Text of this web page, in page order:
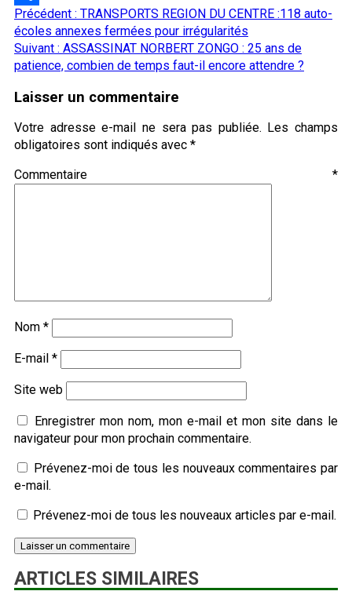
Partager
Navigation
d’article
Précédent : TRANSPORTS REGION DU CENTRE :118 auto-
écoles annexes fermées pour irrégularités
Suivant : ASSASSINAT NORBERT ZONGO : 25 ans de
patience, combien de temps faut-il encore attendre ?
Laisser un commentaire
Votre adresse e-mail ne sera pas publiée. Les champs
obligatoires sont indiqués avec *
Commentaire *
Nom *
E-mail *
Site web
Enregistrer mon nom, mon e-mail et mon site dans le
navigateur pour mon prochain commentaire.
Prévenez-moi de tous les nouveaux commentaires par
e-mail.
Prévenez-moi de tous les nouveaux articles par e-mail.
ARTICLES SIMILAIRES